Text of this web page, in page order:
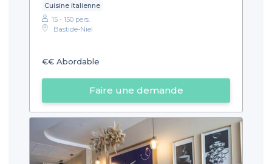
Cuisine italienne
15 - 150 pers.
Bastide-Niel
€€ Abordable
Faire une demande